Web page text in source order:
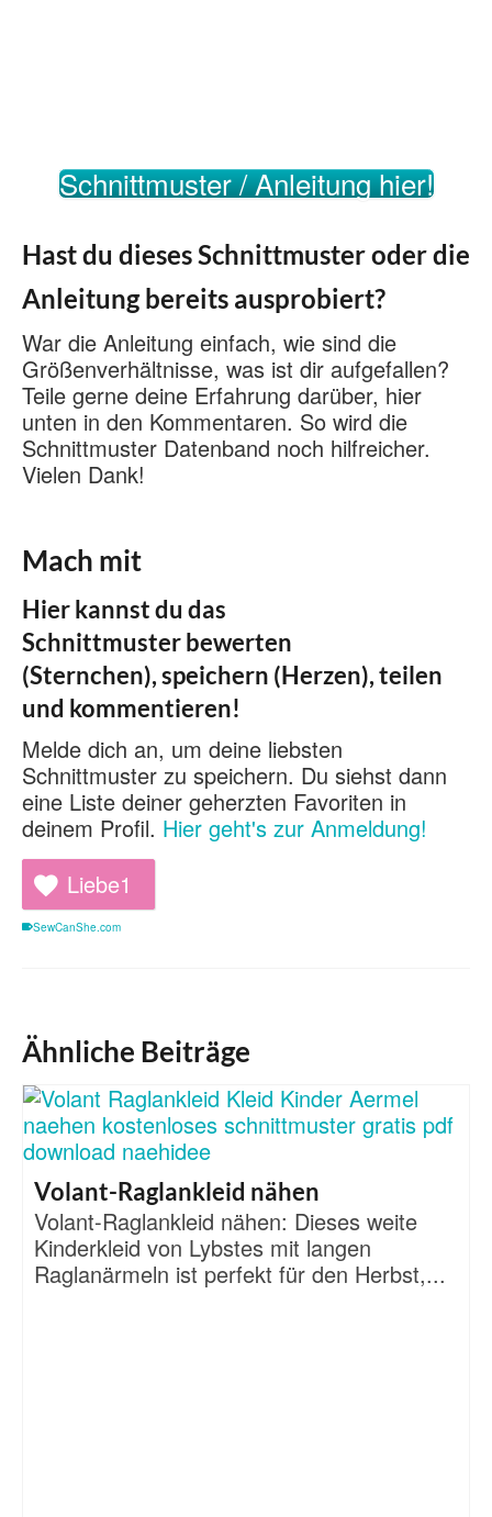
Schnittmuster / Anleitung hier!
Hast du dieses Schnittmuster oder die
Anleitung bereits ausprobiert?
War die Anleitung einfach, wie sind die
Größenverhältnisse, was ist dir aufgefallen?
Teile gerne deine Erfahrung darüber, hier
unten in den Kommentaren. So wird die
Schnittmuster Datenband noch hilfreicher.
Vielen Dank!
Mach mit
Hier kannst du das
Schnittmuster bewerten
(Sternchen), speichern (Herzen), teilen
und kommentieren!
Melde dich an, um deine liebsten
Schnittmuster zu speichern. Du siehst dann
eine Liste deiner geherzten Favoriten in
deinem Profil. Hier geht's zur Anmeldung!
Liebe1
SewCanShe.com
Ähnliche Beiträge
Volant-Raglankleid nähen
Volant-Raglankleid nähen: Dieses weite
Kinderkleid von Lybstes mit langen
Raglanärmeln ist perfekt für den Herbst,...